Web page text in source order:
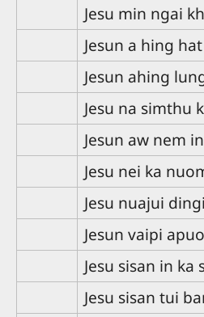
Jesu min ngai
Jesun a hing
Jesun ahing
Jesu na simthu
Jesun aw nem
Jesu nei ka
Jesu nuajui
Jesun vaipi apuo
Jesu sisan in ka
Jesu sisan tui